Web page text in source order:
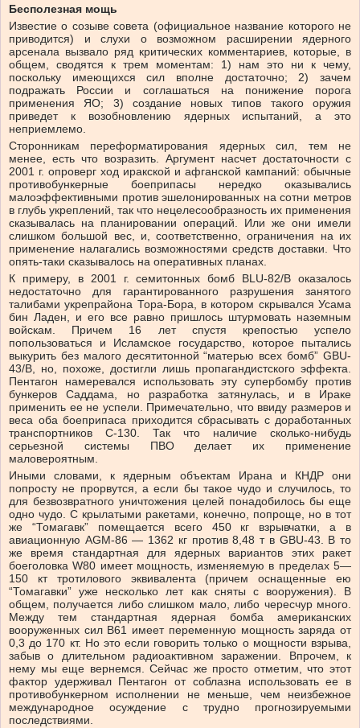
Бесполезная мощь
Известие о созыве совета (официальное название которого не
приводится) и слухи о возможном расширении ядерного
арсенала вызвало ряд критических комментариев, которые, в
общем, сводятся к трем моментам: 1) нам это ни к чему,
поскольку имеющихся сил вполне достаточно; 2) зачем
подражать России и соглашаться на понижение порога
применения ЯО; 3) создание новых типов такого оружия
приведет к возобновлению ядерных испытаний, а это
неприемлемо.
Сторонникам переформатирования ядерных сил, тем не
менее, есть что возразить. Аргумент насчет достаточности с
2001 г. опроверг ход иракской и афганской кампаний: обычные
противобункерные боеприпасы нередко оказывались
малоэффективными против эшелонированных на сотни метров
в глубь укреплений, так что нецелесообразность их применения
сказывалась на планировании операций. Или же они имели
слишком большой вес, и, соответственно, ограничения на их
применение налагались возможностями средств доставки. Что
опять-таки сказывалось на оперативных планах.
К примеру, в 2001 г. семитонных бомб BLU-82/B оказалось
недостаточно для гарантированного разрушения занятого
талибами укрепрайона Тора-Бора, в котором скрывался Усама
бин Ладен, и его все равно пришлось штурмовать наземным
войскам. Причем 16 лет спустя крепостью успело
попользоваться и Исламское государство, которое пытались
выкурить без малого десятитонной “матерью всех бомб” GBU-
43/B, но, похоже, достигли лишь пропагандистского эффекта.
Пентагон намеревался использовать эту супербомбу против
бункеров Саддама, но разработка затянулась, и в Ираке
применить ее не успели. Примечательно, что ввиду размеров и
веса оба боеприпаса приходится сбрасывать с доработанных
транспортников С-130. Так что наличие сколько-нибудь
серьезной системы ПВО делает их применение
маловероятным.
Иными словами, к ядерным объектам Ирана и КНДР они
попросту не прорвутся, а если бы такое чудо и случилось, то
для безвозвратного уничтожения целей понадобилось бы еще
одно чудо. С крылатыми ракетами, конечно, попроще, но в тот
же “Томагавк” помещается всего 450 кг взрывчатки, а в
авиационную AGM-86 — 1362 кг против 8,48 т в GBU-43. В то
же время стандартная для ядерных вариантов этих ракет
боеголовка W80 имеет мощность, изменяемую в пределах 5—
150 кт тротилового эквивалента (причем оснащенные ею
“Томагавки” уже несколько лет как сняты с вооружения). В
общем, получается либо слишком мало, либо чересчур много.
Между тем стандартная ядерная бомба американских
вооруженных сил В61 имеет переменную мощность заряда от
0,3 до 170 кт. Но это если говорить только о мощности взрыва,
забыв о длительном радиоактивном заражении. Впрочем, к
нему мы еще вернемся. Сейчас же просто отметим, что этот
фактор удерживал Пентагон от соблазна использовать ее в
противобункерном исполнении не меньше, чем неизбежное
международное осуждение с трудно прогнозируемыми
последствиями.